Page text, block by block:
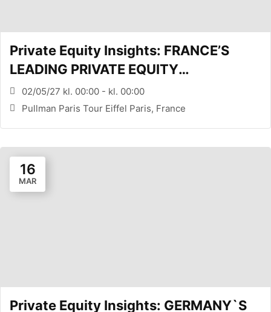
Private Equity Insights: FRANCE’S
LEADING PRIVATE EQUITY
CONFERENCE (PARIS, FR)
02/05/27 kl. 00:00 - kl. 00:00
Pullman Paris Tour Eiffel Paris, France
16
MAR
Private Equity Insights: GERMANY`S